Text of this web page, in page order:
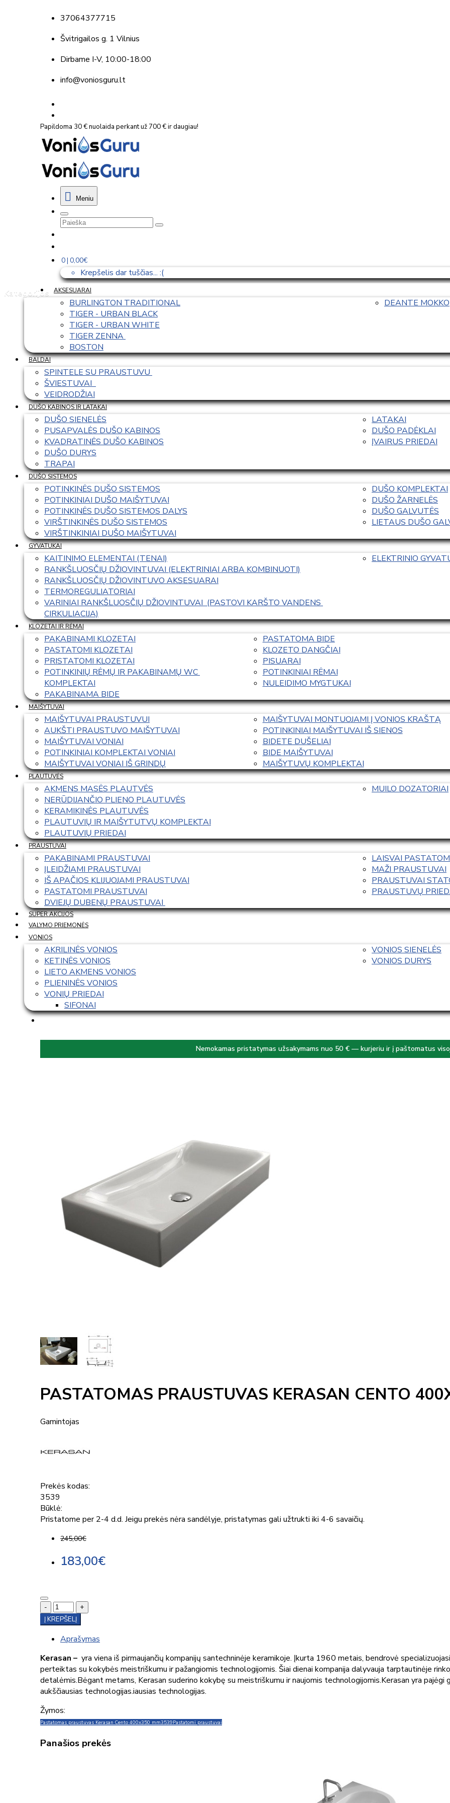
37064377715
Švitrigailos g. 1 Vilnius
Dirbame I-V, 10:00-18:00
info@voniosguru.lt
Papildoma 30 € nuolaida perkant už 700 € ir daugiau!
Meniu
0 | 0,00€
Krepšelis dar tuščias... :(
Kategorijos
AKSESUARAI
BURLINGTON TRADITIONAL
TIGER - URBAN BLACK
TIGER - URBAN WHITE
TIGER ZENNA
BOSTON
DEANTE MOKKO
BALDAI
SPINTELE SU PRAUSTUVU
ŠVIESTUVAI
VEIDRODŽIAI
DUŠO KABINOS IR LATAKAI
DUŠO SIENELĖS
PUSAPVALĖS DUŠO KABINOS
KVADRATINĖS DUŠO KABINOS
DUŠO DURYS
TRAPAI
LATAKAI
DUŠO PADĖKLAI
ĮVAIRUS PRIEDAI
DUŠO SISTEMOS
POTINKINĖS DUŠO SISTEMOS
POTINKINIAI DUŠO MAIŠYTUVAI
POTINKINĖS DUŠO SISTEMOS DALYS
VIRŠTINKINĖS DUŠO SISTEMOS
VIRŠTINKINIAI DUŠO MAIŠYTUVAI
DUŠO KOMPLEKTAI
DUŠO ŽARNELĖS
DUŠO GALVUTĖS
LIETAUS DUŠO
GYVATUKAI
KAITINIMO ELEMENTAI (TENAI)
RANKŠLUOSČIŲ DŽIOVINTUVAI (ELEKTRINIAI ARBA KOMBINUOTI)
RANKŠLUOSČIŲ DŽIOVINTUVO AKSESUARAI
TERMOREGULIATORIAI
VARINIAI RANKŠLUOSČIŲ DŽIOVINTUVAI  (PASTOVI KARŠTO VANDENS
CIRKULIACIJA)
ELEKTRINIO
KLOZETAI IR RĖMAI
PAKABINAMI KLOZETAI
PASTATOMI KLOZETAI
PRISTATOMI KLOZETAI
POTINKINIŲ RĖMŲ IR PAKABINAMŲ WC
KOMPLEKTAI
PAKABINAMA BIDE
PASTATOMA BIDE
KLOZETO DANGČIAI
PISUARAI
POTINKINIAI RĖMAI
NULEIDIMO MYGTUKAI
MAIŠYTUVAI
MAIŠYTUVAI PRAUSTUVUI
AUKŠTI PRAUSTUVO MAIŠYTUVAI
MAIŠYTUVAI VONIAI
POTINKINIAI KOMPLEKTAI VONIAI
MAIŠYTUVAI VONIAI IŠ GRINDŲ
MAIŠYTUVAI MONTUOJAMI Į VONIOS KRAŠTĄ
POTINKINIAI MAIŠYTUVAI IŠ SIENOS
BIDETE DUŠELIAI
BIDE MAIŠYTUVAI
MAIŠYTUVŲ KOMPLEKTAI
PLAUTUVĖS
AKMENS MASĖS PLAUTVĖS
NERŪDIJANČIO PLIENO PLAUTUVĖS
KERAMIKINĖS PLAUTUVĖS
PLAUTUVIŲ IR MAIŠYTUTVŲ KOMPLEKTAI
PLAUTUVIŲ PRIEDAI
MUILO DOZATORIAI
PRAUSTUVAI
PAKABINAMI PRAUSTUVAI
ĮLEIDŽIAMI PRAUSTUVAI
IŠ APAČIOS KLIJUOJAMI PRAUSTUVAI
PASTATOMI PRAUSTUVAI
DVIEJŲ DUBENŲ PRAUSTUVAI
LAISVAI
MAŽI PRAUSTUVAI
PRAUSTUVAI
PRAUSTUVŲ
SUPER AKCIJOS
VALYMO PRIEMONĖS
VONIOS
AKRILINĖS VONIOS
KETINĖS VONIOS
LIETO AKMENS VONIOS
PLIENINĖS VONIOS
VONIŲ PRIEDAI
SIFONAI
VONIOS SIENELĖS
VONIOS DURYS
Nemokamas pristatymas užsakymams nuo 50 € — kurjeriu ir į paštomatus
PASTATOMAS PRAUSTUVAS KERASAN CENTO
Gamintojas
Prekės kodas:
3539
Būklė:
Pristatome per 2-4 d.d. Jeigu prekės nėra sandėlyje, pristatymas gali užtrukti iki 4-6 savaičių.
245,00€
183,00€
-
+
Į KREPŠELĮ
Aprašymas
Kerasan – yra viena iš pirmaujančių kompanijų santechninėje keramikoje. Įkurta 1960 metais, bendrovė
perteiktas su kokybės meistriškumu ir pažangiomis technologijomis. Šiai dienai kompanija dalyvauja tarptautinėje
detalėmis.Bėgant metams, Kerasan suderino kokybę su meistriškumu ir naujomis technologijomis.Kerasan yra
aukščiausias technologijas.iausias technologijas.
Žymos:
Pastatomas praustuvas Kerasan Cento 400x350 mm3539Pastatomi praustuvai
Panašios prekės